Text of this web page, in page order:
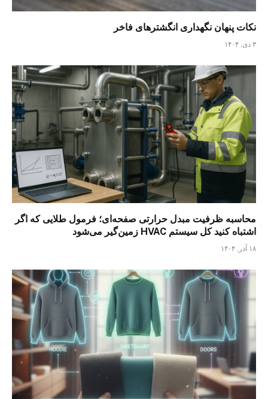
نکات پنهان نگهداری انگشترهای فاخر
۳ دی, ۱۴۰۴
محاسبه ظرفیت مبدل حرارتی صفحه‌ای؛ فرمول طلایی که اگر
اشتباه کنید کل سیستم HVAC زمین‌گیر می‌شود
۱۸ آذر, ۱۴۰۴